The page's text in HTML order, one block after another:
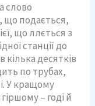
слово
що подається,
що ллється з
станції до
десятків
по трубах,
У кращому
– годі й